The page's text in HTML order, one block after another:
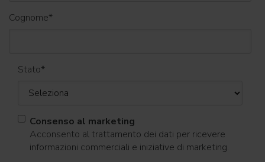
Cognome*
Stato*
Consenso al marketing
Acconsento al trattamento dei dati per ricevere
informazioni commerciali e iniziative di marketing.